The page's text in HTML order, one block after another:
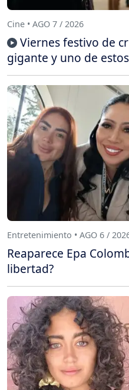
Cine • AGO 7 / 2026
Viernes festivo de
gigante y uno de
Entretenimiento • AGO 6 /
Reaparece Epa
libertad?